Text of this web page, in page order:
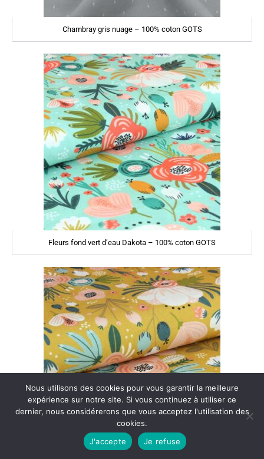
Chambray gris nuage – 100% coton GOTS
Fleurs fond vert d’eau Dakota – 100% coton GOTS
Nous utilisons des cookies pour vous garantir la meilleure
expérience sur notre site. Si vous continuez à utiliser ce
dernier, nous considérerons que vous acceptez l'utilisation des
cookies.
J'accepte
Je refuse